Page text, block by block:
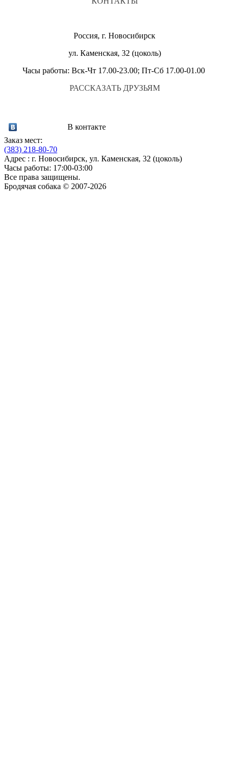
Россия, г. Новосибирск
ул. Каменская, 32 (цоколь)
Часы работы: Вск-Чт 17.00-23.00; Пт-Сб 17.00-01.00
РАССКАЗАТЬ ДРУЗЬЯМ
В контакте
Заказ мест:
(383) 218-80-70
Адрес : г. Новосибирск, ул. Каменская, 32 (цоколь)
Часы работы: 17:00-03:00
Все права защищены.
Бродячая собака © 2007-2026